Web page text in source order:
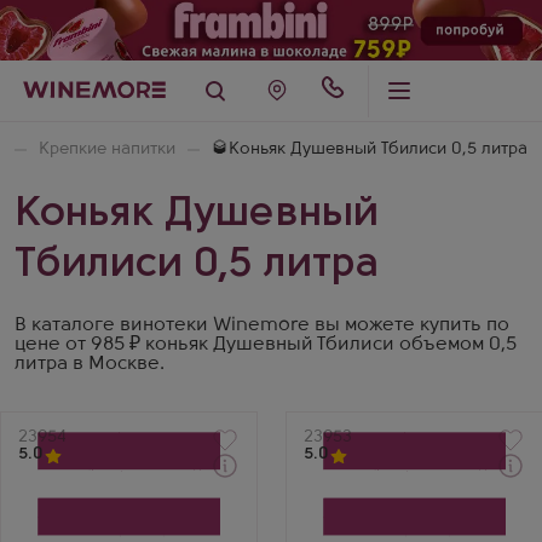
Крепкие напитки 🥃Коньяк Душевный Тбилиси 0,5 литра
Коньяк Душевный
Тбилиси 0,5 литра
В каталоге винотеки Winemore вы можете купить по
цене от 985 ₽ коньяк Душевный Тбилиси объемом 0,5
литра в Москве.
Артикул
23954
5.0
Артикул
23953
5.0